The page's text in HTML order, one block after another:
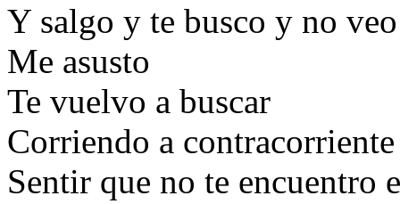
Y salgo y te busco y no
Me asusto
Te vuelvo a buscar
Corriendo a contracorriente
Sentir que no te encuentro